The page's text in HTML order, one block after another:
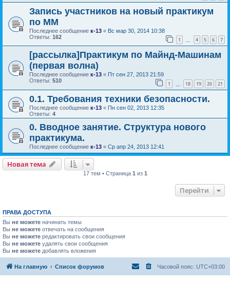
Запись участников на новый практикум
по ММ
Последнее сообщение к-13 « Вс мар 30, 2014 10:38
Ответы: 162 1 4 5 6 7
[рассылка]Практикум по Майнд-Машинам
(первая волна)
Последнее сообщение к-13 « Пт сен 27, 2013 21:59
Ответы: 510 1 18 19 20 21
0.1. Требования техники безопасности.
Последнее сообщение к-13 « Пн сен 02, 2013 12:35
Ответы: 4
0. Вводное занятие. Структура нового
практикума.
Последнее сообщение к-13 « Ср апр 24, 2013 12:41
Новая тема
17 тем • Страница 1 из 1
Перейти
ПРАВА ДОСТУПА
Вы не можете начинать темы
Вы не можете отвечать на сообщения
Вы не можете редактировать свои сообщения
Вы не можете удалять свои сообщения
Вы не можете добавлять вложения
На главную Список форумов Часовой пояс: UTC+03:00